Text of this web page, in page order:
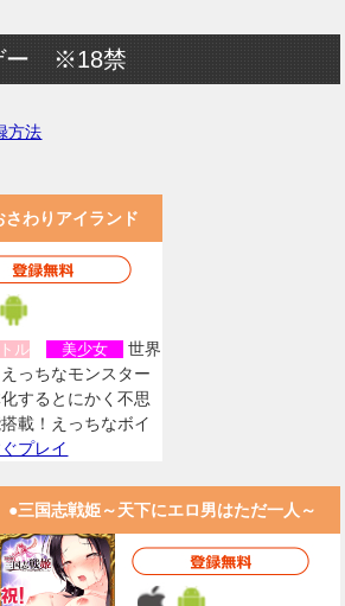
ー ※18禁
方法
わりアイランド
ル 美少女
世界
っちなモンスター
するとにかく不思
載！えっちなボイ
プレイ
●三国志戦姫～天下にエロ男はただ一人～